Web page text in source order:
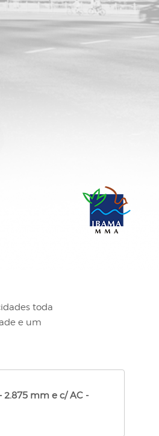
toda
e um
2.875 mm e c/ AC -